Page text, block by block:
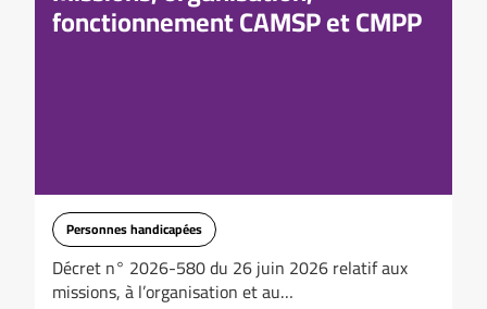
fonctionnement CAMSP et CMPP
Personnes handicapées
Décret n° 2026-580 du 26 juin 2026 relatif aux
missions, à l’organisation et au…